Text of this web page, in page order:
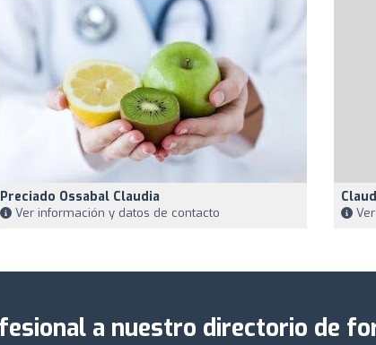
Preciado Ossabal Claudia
Ver información y datos de contacto
a nuestro directorio de